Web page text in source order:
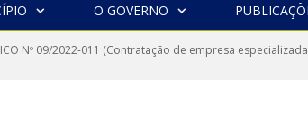
O GOVERNO
Nº 09/2022-011 (Contratação de empresa